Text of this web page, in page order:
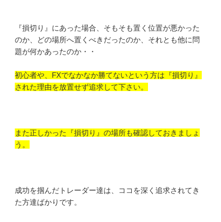
『損切り』にあった場合、そもそも置く位置が悪かった
のか、どの場所へ置くべきだったのか、それとも他に問
題が何かあったのか・・
初心者や、FXでなかなか勝てないという方は『損切り』
された理由を放置せず追求して下さい。
また正しかった『損切り』の場所も確認しておきましょ
う。
成功を掴んだトレーダー達は、ココを深く追求されてき
た方達ばかりです。